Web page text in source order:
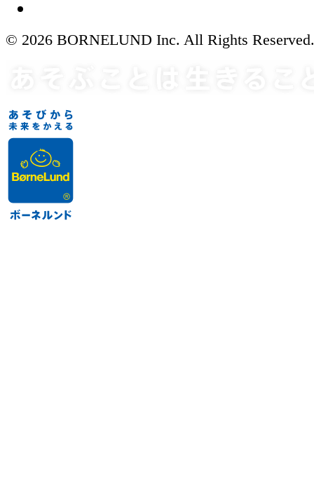
© 2026 BORNELUND Inc. All Rights Reserved.